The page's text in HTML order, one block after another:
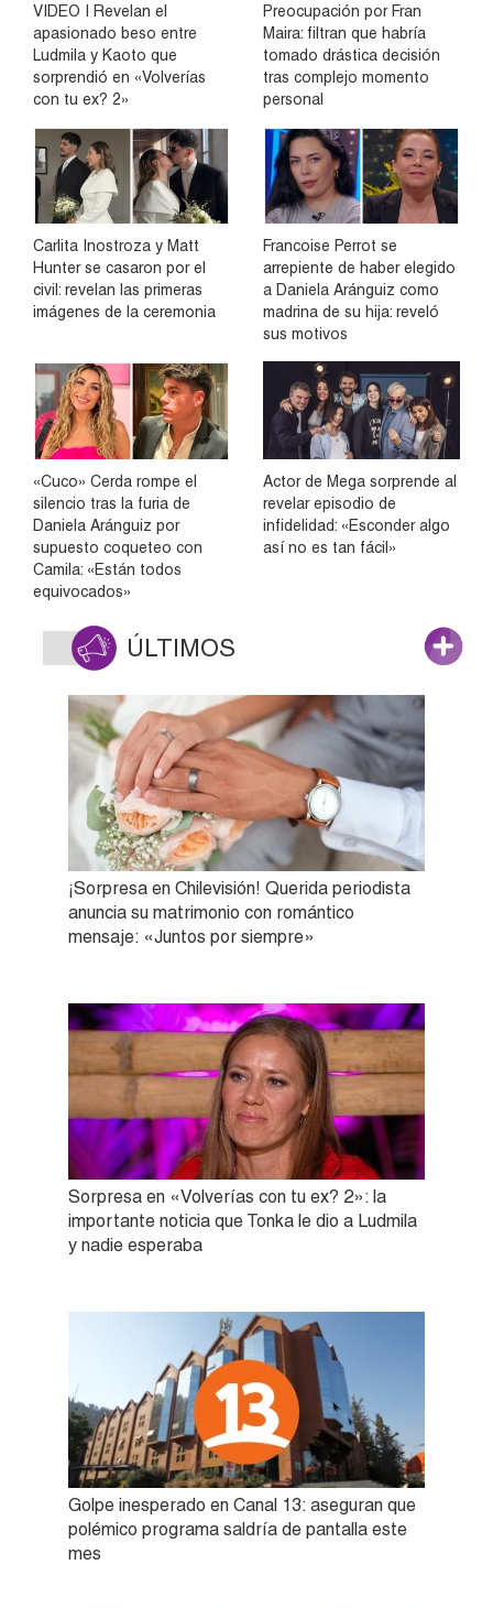
VIDEO | Revelan el
apasionado beso entre
Ludmila y Kaoto que
sorprendió en «Volverías
con tu ex? 2»
Preocupación por Fran
Maira: filtran que habría
tomado drástica decisión
tras complejo momento
personal
Carlita Inostroza y Matt
Hunter se casaron por el
civil: revelan las primeras
imágenes de la ceremonia
Francoise Perrot se
arrepiente de haber elegido
a Daniela Aránguiz como
madrina de su hija: reveló
sus motivos
«Cuco» Cerda rompe el
silencio tras la furia de
Daniela Aránguiz por
supuesto coqueteo con
Camila: «Están todos
equivocados»
Actor de Mega sorprende al
revelar episodio de
infidelidad: «Esconder algo
así no es tan fácil»
ÚLTIMOS
¡Sorpresa en Chilevisión! Querida periodista
anuncia su matrimonio con romántico
mensaje: «Juntos por siempre»
Sorpresa en «Volverías con tu ex? 2»: la
importante noticia que Tonka le dio a Ludmila
y nadie esperaba
Golpe inesperado en Canal 13: aseguran que
polémico programa saldría de pantalla este
mes